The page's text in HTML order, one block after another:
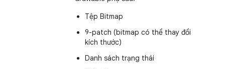
Tệp Bitmap
9-patch (bitmap có thể thay đổi
kích thước)
Danh sách trạng thái